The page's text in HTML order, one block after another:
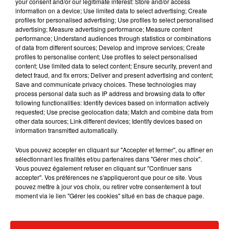
Musique
RÜFÜS DU SOL annonce un nouvel
album après sa tournée mondiale
7 août 2026
Angèle et Amélie Lens dévoilent leur
collaboration tant attendue
Il y a 10 ans, DJ Snake changeait de
information on a device; Use limited data to select advertising; Create
profiles for personalised advertising; Use profiles to select personalised
advertising; Measure advertising performance; Measure content
performance; Understand audiences through statistics or combinations
of data from different sources; Develop and improve services; Create
profiles to personalise content; Use profiles to select personalised
content; Use limited data to select content; Ensure security, prevent and
detect fraud, and fix errors; Deliver and present advertising and content;
Save and communicate privacy choices. These technologies may
process personal data such as IP address and browsing data to offer
following functionalities: Identify devices based on information actively
requested; Use precise geolocation data; Match and combine data from
other data sources; Link different devices; Identify devices based on
information transmitted automatically.
Vous pouvez accepter en cliquant sur "Accepter et fermer", ou affiner en
sélectionnant les finalités et/ou partenaires dans "Gérer mes choix".
Vous pouvez également refuser en cliquant sur "Continuer sans
accepter". Vos préférences ne s'appliqueront que pour ce site. Vous
pouvez mettre à jour vos choix, ou retirer votre consentement à tout
moment via le lien "Gérer les cookies" situé en bas de chaque page.